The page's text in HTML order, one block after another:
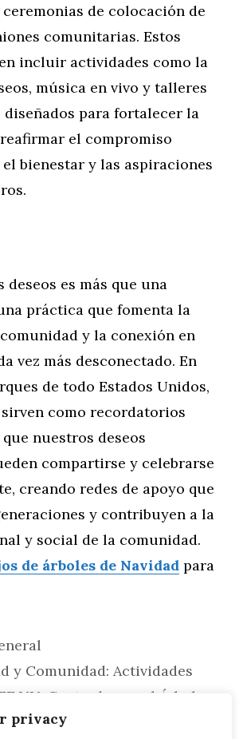
privacy
ceremonias de colocación de
comunitarias. Estos
incluir actividades como la
música en vivo y talleres
diseñados para fortalecer la
el compromiso
bienestar y las aspiraciones
deseos es más que una
práctica que fomenta la
y la conexión en
vez más desconectado. En
de todo Estados Unidos,
como recordatorios
nuestros deseos
compartirse y celebrarse
creando redes de apoyo que
y contribuyen a la
y social de la comunidad.
de árboles de Navidad para
y Comunidad: Actividades
Centradas en el Árbol